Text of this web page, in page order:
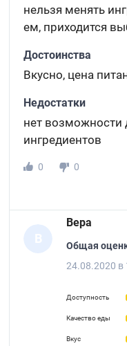
нельзя менять
ем, приходится
Достоинства
Вкусно, цена
Недостатки
нет возможности
ингредиентов
0
0
В
Вера
Общая
24.08.2020 в
Доступность
Качество еды
Вкус